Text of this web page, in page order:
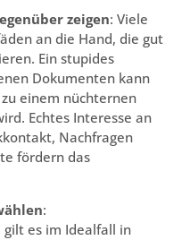
zeigen: Viele
an die Hand, die gut
Ein stupides
Dokumenten kann
einem nüchternen
Echtes Interesse an
Nachfragen
fördern das
:
es im Idealfall in